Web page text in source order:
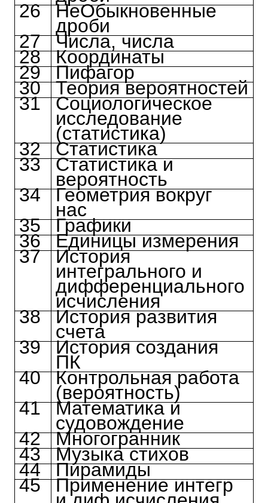
26 НеОбыкновенные
дроби
27 Числа, числа
28 Координаты
29 Пифагор
30 Теория вероятностей
31 Социологическое
исследование
(статистика)
32 Статистика
33 Статистика и
вероятность
34 Геометрия вокруг
нас
35 Графики
36 Единицы измерения
37 История
интегрального и
дифференциального
исчисления
38 История развития
счета
39 История создания
ПК
40 Контрольная работа
(вероятность)
41 Математика и
судовождение
42 Многогранник
43 Музыка стихов
44 Пирамиды
45 Применение интегр